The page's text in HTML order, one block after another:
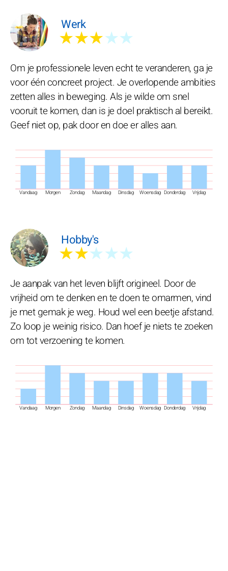
Werk
★★★★★
Vandaag Morgen Zondag Maandag Dinsdag Woensdag Donderdag Vrijdag
Om je professionele leven echt te veranderen, ga je
voor één concreet project. Je overlopende ambities
zetten alles in beweging. Als je wilde om snel
vooruit te komen, dan is je doel praktisch al bereikt.
Geef niet op, pak door en doe er alles aan.
Hobby's
★★★★★
Vandaag Morgen Zondag Maandag Dinsdag Woensdag Donderdag Vrijdag
Je aanpak van het leven blijft origineel. Door de
vrijheid om te denken en te doen te omarmen, vind
je met gemak je weg. Houd wel een beetje afstand.
Zo loop je weinig risico. Dan hoef je niets te zoeken
om tot verzoening te komen.